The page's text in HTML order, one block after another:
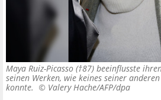
Maya Ruiz-Picasso (†87) beeinflusste
seinen Werken, wie keines seiner
konnte. © Valery Hache/AFP/dpa